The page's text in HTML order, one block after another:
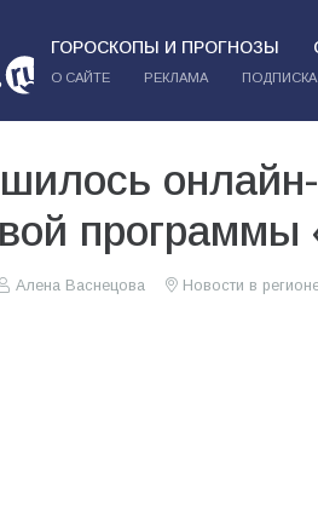
ГОРОСКОПЫ И ПРОГНОЗЫ
О САЙТЕ РЕКЛАМА ПОДПИСКА
программы
Алена Васнецова Новости в